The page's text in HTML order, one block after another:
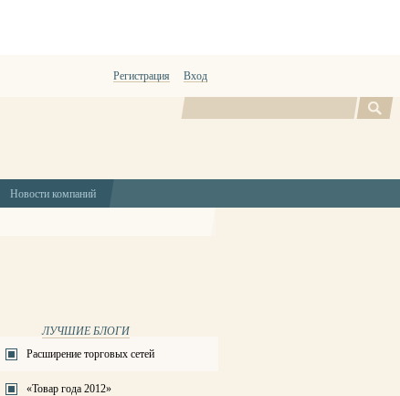
Регистрация Вход
Поиск
Новости компаний
ЛУЧШИЕ БЛОГИ
Расширение торговых сетей
«Товар года 2012»